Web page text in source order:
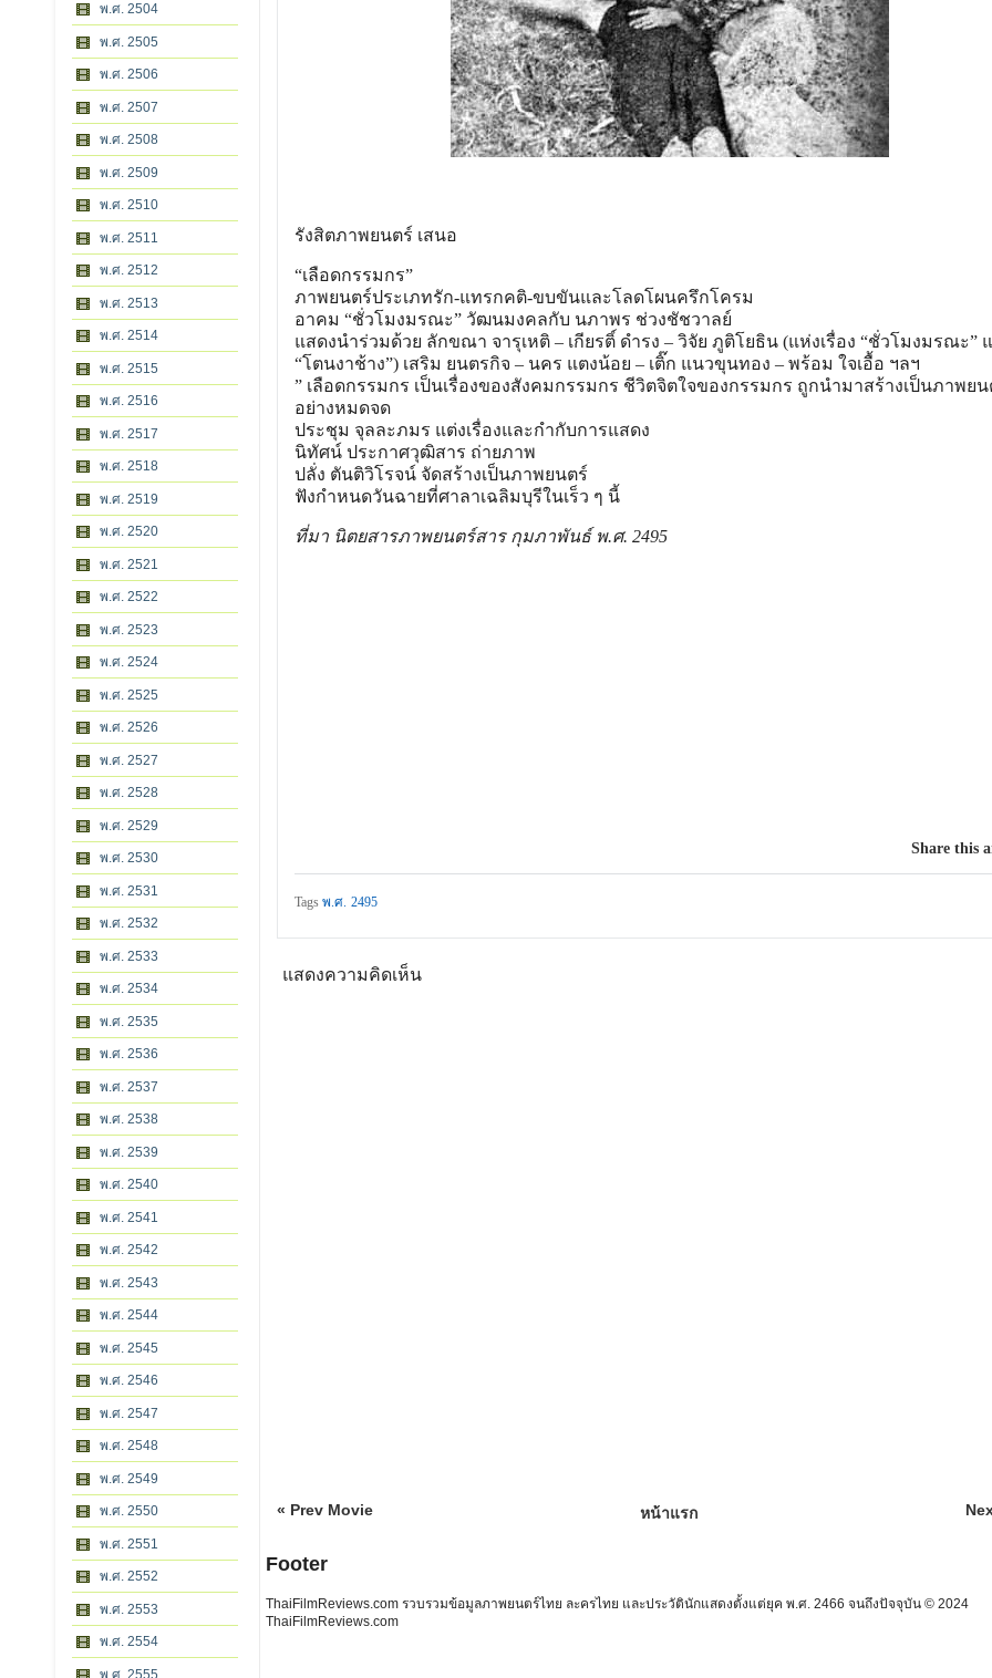
พ.ศ. 2504
พ.ศ. 2505
พ.ศ. 2506
พ.ศ. 2507
พ.ศ. 2508
พ.ศ. 2509
พ.ศ. 2510
พ.ศ. 2511
พ.ศ. 2512
พ.ศ. 2513
พ.ศ. 2514
พ.ศ. 2515
พ.ศ. 2516
พ.ศ. 2517
พ.ศ. 2518
พ.ศ. 2519
พ.ศ. 2520
พ.ศ. 2521
พ.ศ. 2522
พ.ศ. 2523
พ.ศ. 2524
พ.ศ. 2525
พ.ศ. 2526
พ.ศ. 2527
พ.ศ. 2528
พ.ศ. 2529
พ.ศ. 2530
พ.ศ. 2531
พ.ศ. 2532
พ.ศ. 2533
พ.ศ. 2534
พ.ศ. 2535
พ.ศ. 2536
พ.ศ. 2537
พ.ศ. 2538
พ.ศ. 2539
พ.ศ. 2540
พ.ศ. 2541
พ.ศ. 2542
พ.ศ. 2543
พ.ศ. 2544
พ.ศ. 2545
พ.ศ. 2546
พ.ศ. 2547
พ.ศ. 2548
พ.ศ. 2549
พ.ศ. 2550
พ.ศ. 2551
พ.ศ. 2552
พ.ศ. 2553
พ.ศ. 2554
พ.ศ. 2555
รังสิตภาพยนตร์ เสนอ
“เลือดกรรมกร”
ภาพยนตร์ประเภทรัก-แทรกคติ-ขบขันและโลดโผนครึกโครม
อาคม “ชั่วโมงมรณะ” วัฒนมงคลกับ นภาพร ช่วงชัชวาลย์
แสดงนําร่วมด้วย ลักขณา จารุเหติ – เกียรติ์ ดำรง – วิจัย ภูติโยธิน (แห่งเรื่อง “ชั่วโมงมรณะ”
“โตนงาช้าง”) เสริม ยนตรกิจ – นคร แตงน้อย – เติ๊ก แนวขุนทอง – พร้อม ใจเอื้อ ฯลฯ
” เลือดกรรมกร เป็นเรื่องของสังคมกรรมกร ชีวิตจิตใจของกรรมกร ถูกนํามาสร้างเป็นภาพยน
อย่างหมดจด
ประชุม จุลละภมร แต่งเรื่องและกํากับการแสดง
นิทัศน์ ประกาศวุฒิสาร ถ่ายภาพ
ปลั่ง ตันติวิโรจน์ จัดสร้างเป็นภาพยนตร์
ฟังกําหนดวันฉายที่ศาลาเฉลิมบุรีในเร็ว ๆ นี้
ที่มา นิตยสารภาพยนตร์สาร กุมภาพันธ์ พ.ศ. 2495
Share this
Tagsพ.ศ. 2495
แสดงความคิดเห็น
« Prev Movie หน้าแรก
Footer
ThaiFilmReviews.com รวบรวมข้อมูลภาพยนตร์ไทย ละครไทย และประวัตินักแสดงตั้งแต่ยุค พ.ศ. 2466 จนถึงปัจจุบัน © 2024
ThaiFilmReviews.com